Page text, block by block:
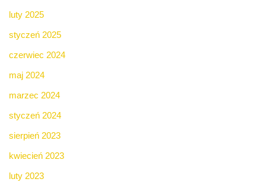
luty 2025
styczeń 2025
czerwiec 2024
maj 2024
marzec 2024
styczeń 2024
sierpień 2023
kwiecień 2023
luty 2023